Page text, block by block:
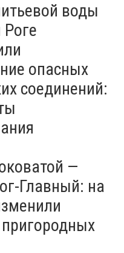
объекты стрит-
Роге
воды
опасных
соединений:
—
Главный: на